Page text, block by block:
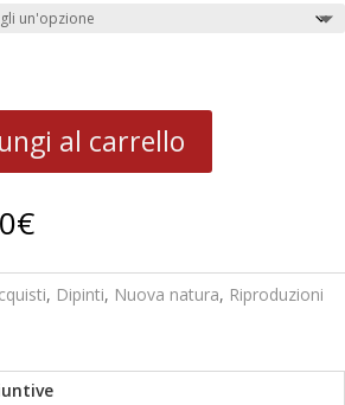
al carrello
€Fascia
di
prezzo:
da
219,00€
, Dipinti, Nuova natura, Riproduzioni